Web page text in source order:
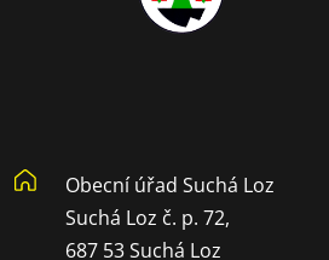
Obecní úřad Suchá Loz
Suchá Loz č. p. 72,
687 53 Suchá Loz